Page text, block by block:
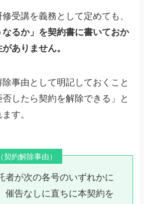
受講を義務として定めても、
なるか」を契約書に書いておか
ありません。
事由として明記しておくこと
したら契約を解除できる」と
す。
約解除事由）
者が次の各号のいずれかに
催告なしに直ちに本契約を